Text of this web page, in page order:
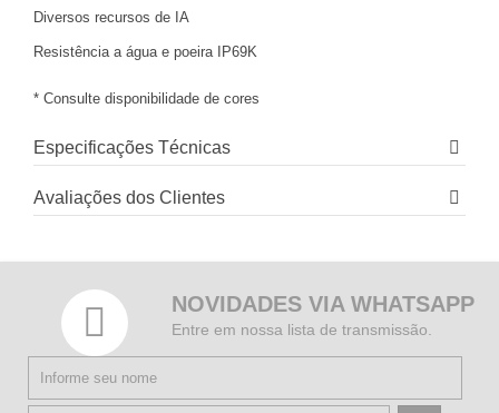
Diversos recursos de IA
Resistência a água e poeira IP69K
* Consulte disponibilidade de cores
Especificações Técnicas
Avaliações dos Clientes
NOVIDADES VIA WHATSAPP
Entre em nossa lista de transmissão.